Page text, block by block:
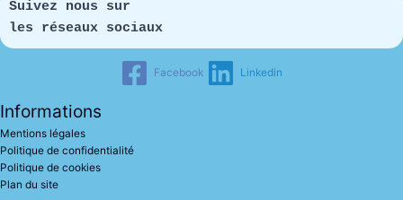
Suivez nous sur
les réseaux sociaux
Facebook Linkedin
Informations
Mentions légales
Politique de confidentialité
Politique de cookies
Plan du site